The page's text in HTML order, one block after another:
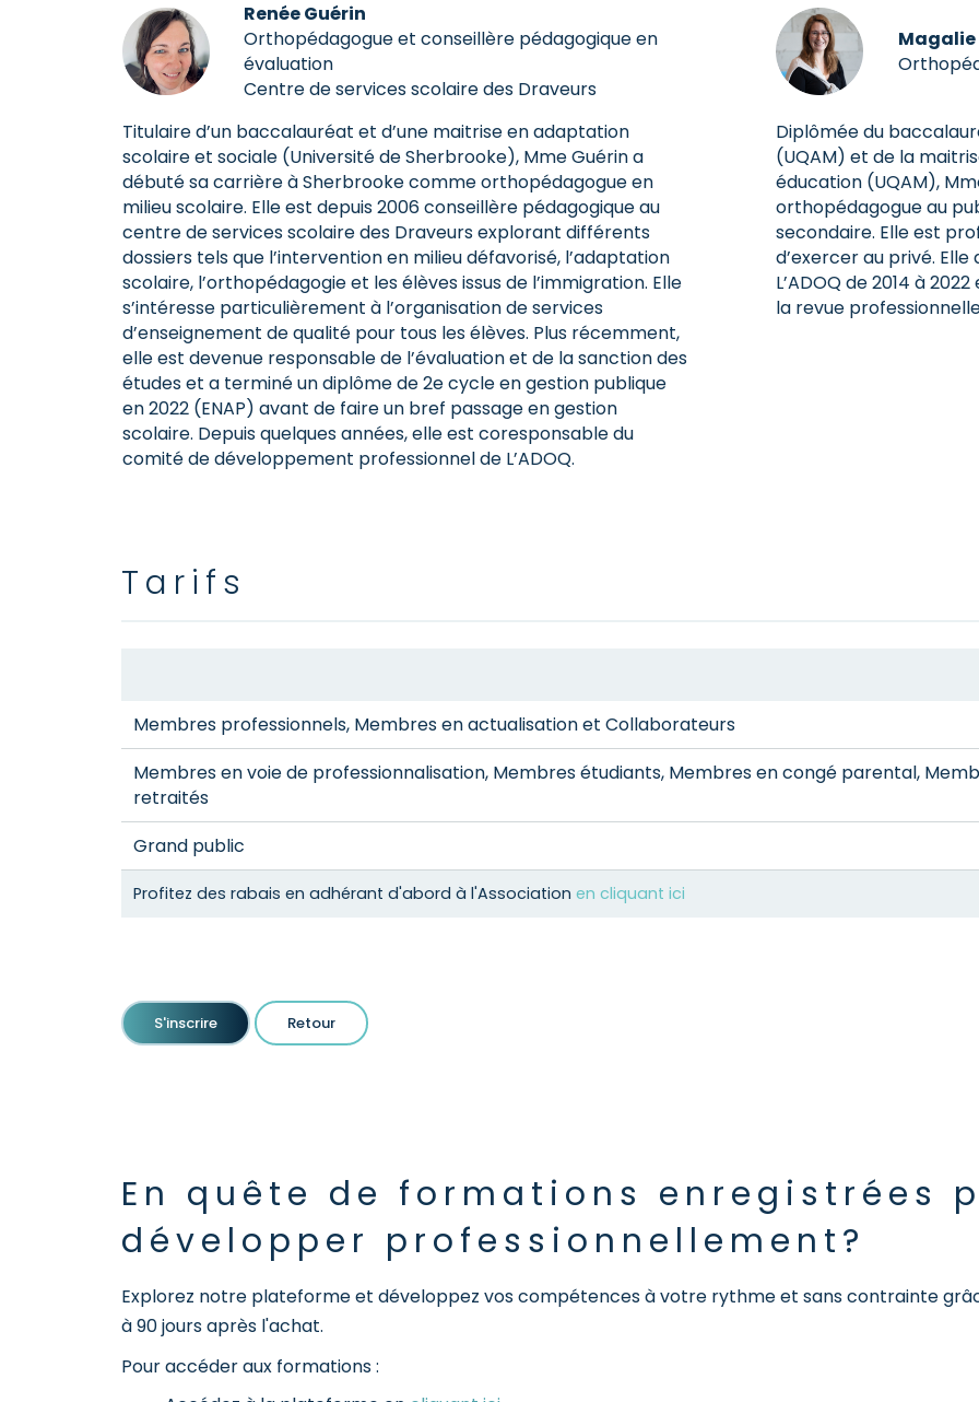
Renée Guérin
Orthopédagogue et conseillère pédagogique en
évaluation
Centre de services scolaire des Draveurs
Magalie
Titulaire d’un baccalauréat et d’une maitrise en adaptation
scolaire et sociale (Université de Sherbrooke), Mme Guérin a
débuté sa carrière à Sherbrooke comme orthopédagogue en
milieu scolaire. Elle est depuis 2006 conseillère pédagogique au
centre de services scolaire des Draveurs explorant différents
dossiers tels que l’intervention en milieu défavorisé, l’adaptation
scolaire, l’orthopédagogie et les élèves issus de l’immigration. Elle
s’intéresse particulièrement à l’organisation de services
d’enseignement de qualité pour tous les élèves. Plus récemment,
elle est devenue responsable de l’évaluation et de la sanction des
études et a terminé un diplôme de 2e cycle en gestion publique
en 2022 (ENAP) avant de faire un bref passage en gestion
scolaire. Depuis quelques années, elle est coresponsable du
comité de développement professionnel de L’ADOQ.
Diplômée du
(UQAM) et de la
éducation (UQAM),
orthopédagogue au
secondaire. Elle est
d’exercer au privé.
L’ADOQ de 2014 à
la revue
Tarifs
Membres professionnels, Membres en actualisation et Collaborateurs
Membres en voie de professionnalisation, Membres étudiants, Membres en congé parental,
retraités
Grand public
Profitez des rabais en adhérant d'abord à l'Association en cliquant ici
S'inscrire Retour
En quête de formations enregistrées
développer professionnellement?
Explorez notre plateforme et développez vos compétences à votre rythme et sans contrainte
à 90 jours après l'achat.
Pour accéder aux formations :